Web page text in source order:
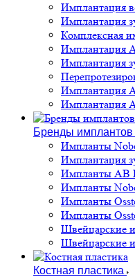
Имплантация
Имплантация
Комплексная
Имплантация
Имплантация
Имплантация
Имплантация
Бренды имплантов
Импланты
Имплантация
Импланты AB
Импланты
Импланты
Импланты
Швейцарские
Швейцарские
Костная пластика